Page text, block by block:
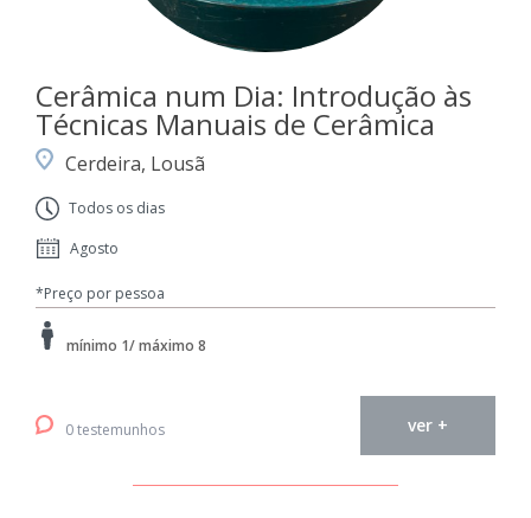
Cerâmica num Dia: Introdução às
Técnicas Manuais de Cerâmica
Cerdeira, Lousã
Todos os dias
Agosto
*Preço por pessoa
mínimo 1/ máximo 8
0 testemunhos ver +